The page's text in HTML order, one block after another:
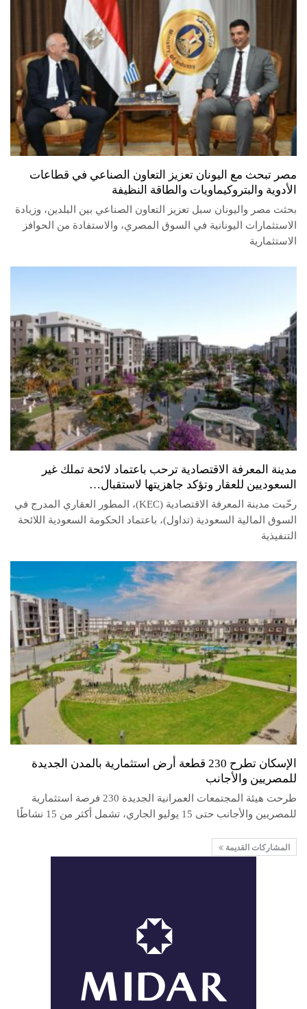
مصر تبحث مع اليونان تعزيز التعاون الصناعي في قطاعات
الأدوية والبتروكيماويات والطاقة النظيفة
بحثت مصر واليونان سبل تعزيز التعاون الصناعي بين البلدين، وزيادة
الاستثمارات اليونانية في السوق المصري، والاستفادة من الحوافز
الاستثمارية
مدينة المعرفة الاقتصادية ترحب باعتماد لائحة تملك غير
السعوديين للعقار وتؤكد جاهزيتها لاستقبال…
رحّبت مدينة المعرفة الاقتصادية (KEC)، المطور العقاري المدرج في
السوق المالية السعودية (تداول)، باعتماد الحكومة السعودية اللائحة
التنفيذية
الإسكان تطرح 230 قطعة أرض استثمارية بالمدن الجديدة
للمصريين والأجانب
طرحت هيئة المجتمعات العمرانية الجديدة 230 فرصة استثمارية
للمصريين والأجانب حتى 15 يوليو الجاري، تشمل أكثر من 15 نشاطًا
المشاركات القديمة